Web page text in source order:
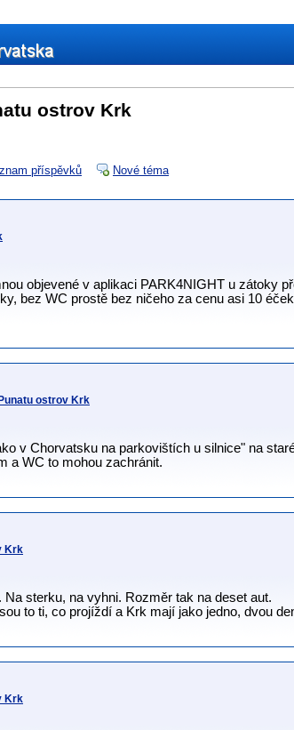
ostrov Krk
příspěvků
Nové téma
objevené v aplikaci PARK4NIGHT u zátoky
bez WC prostě bez ničeho za cenu asi 10
ostrov Krk
v Chorvatsku na parkovištích u silnice" na
a WC to mohou zachránit.
Krk
sterku, na vyhni. Rozměr tak na deset aut.
to ti, co projíždí a Krk mají jako jedno, dvou
Krk